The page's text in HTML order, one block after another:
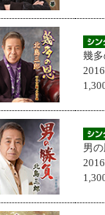
幾
男